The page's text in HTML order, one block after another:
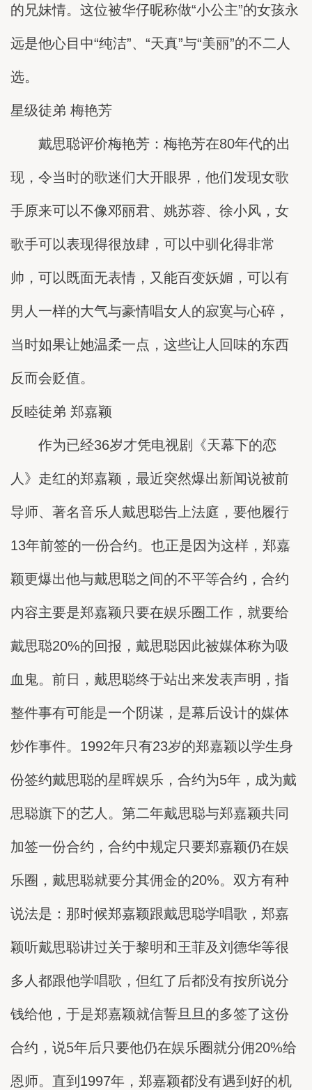
的兄妹情。这位被华仔昵称做“小公主”的女孩永
远是他心目中“纯洁”、“天真”与“美丽”的不二人
选。
星级徒弟 梅艳芳
戴思聪评价梅艳芳：梅艳芳在80年代的出
现，令当时的歌迷们大开眼界，他们发现女歌
手原来可以不像邓丽君、姚苏蓉、徐小风，女
歌手可以表现得很放肆，可以中驯化得非常
帅，可以既面无表情，又能百变妖媚，可以有
男人一样的大气与豪情唱女人的寂寞与心碎，
当时如果让她温柔一点，这些让人回味的东西
反而会贬值。
反睦徒弟 郑嘉颖
作为已经36岁才凭电视剧《天幕下的恋
人》走红的郑嘉颖，最近突然爆出新闻说被前
导师、著名音乐人戴思聪告上法庭，要他履行
13年前签的一份合约。也正是因为这样，郑嘉
颖更爆出他与戴思聪之间的不平等合约，合约
内容主要是郑嘉颖只要在娱乐圈工作，就要给
戴思聪20%的回报，戴思聪因此被媒体称为吸
血鬼。前日，戴思聪终于站出来发表声明，指
整件事有可能是一个阴谋，是幕后设计的媒体
炒作事件。1992年只有23岁的郑嘉颖以学生身
份签约戴思聪的星晖娱乐，合约为5年，成为戴
思聪旗下的艺人。第二年戴思聪与郑嘉颖共同
加签一份合约，合约中规定只要郑嘉颖仍在娱
乐圈，戴思聪就要分其佣金的20%。双方有种
说法是：那时候郑嘉颖跟戴思聪学唱歌，郑嘉
颖听戴思聪讲过关于黎明和王菲及刘德华等很
多人都跟他学唱歌，但红了后都没有按所说分
钱给他，于是郑嘉颖就信誓旦旦的多签了这份
合约，说5年后只要他仍在娱乐圈就分佣20%给
恩师。直到1997年，郑嘉颖都没有遇到好的机